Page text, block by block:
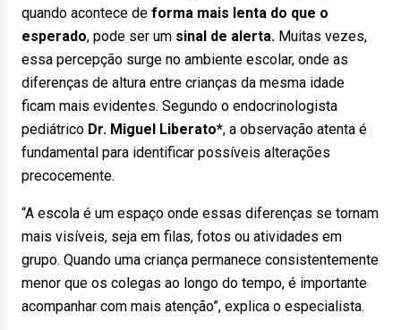
quando acontece de forma mais lenta do que o
esperado, pode ser um sinal de alerta. Muitas vezes,
essa percepção surge no ambiente escolar, onde as
diferenças de altura entre crianças da mesma idade
ficam mais evidentes. Segundo o endocrinologista
pediátrico Dr. Miguel Liberato*, a observação atenta é
fundamental para identificar possíveis alterações
precocemente.
“A escola é um espaço onde essas diferenças se tornam
mais visíveis, seja em filas, fotos ou atividades em
grupo. Quando uma criança permanece consistentemente
menor que os colegas ao longo do tempo, é importante
acompanhar com mais atenção”, explica o especialista.